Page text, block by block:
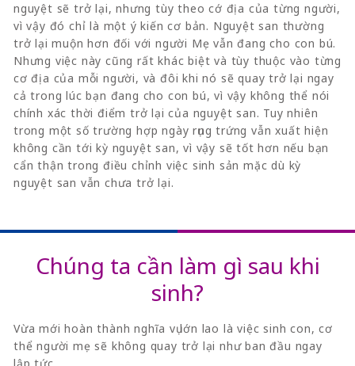
nguyệt sẽ trở lại, nhưng tùy theo cớ địa của từng người,
vì vậy đó chỉ là một ý kiến cơ bản. Nguyệt san thường
trở lại muộn hơn đối với người Mẹ vẫn đang cho con bú.
Nhưng việc này cũng rất khác biệt và tùy thuộc vào từng
cơ địa của mỗi người, và đôi khi nó sẽ quay trở lại ngay
cả trong lúc bạn đang cho con bú, vì vậy không thể nói
chính xác thời điểm trở lại của nguyệt san. Tuy nhiên
trong một số trường hợp ngày rụng trứng vẫn xuất hiện
không cần tới kỳ nguyệt san, vì vậy sẽ tốt hơn nếu bạn
cẩn thận trong điều chỉnh việc sinh sản mặc dù kỳ
nguyệt san vẫn chưa trở lại.
Chúng ta cần làm gì sau khi
sinh?
Vừa mới hoàn thành nghĩa vụ lớn lao là việc sinh con, cơ
thể người mẹ sẽ không quay trở lại như ban đầu ngay